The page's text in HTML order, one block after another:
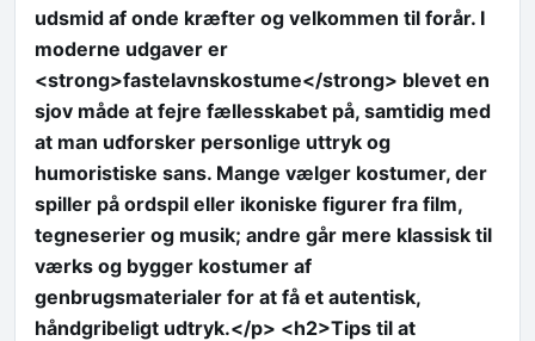
udsmid af onde kræfter og velkommen til forår. I
moderne udgaver er
<strong>fastelavnskostume</strong> blevet en
sjov måde at fejre fællesskabet på, samtidig med
at man udforsker personlige uttryk og
humoristiske sans. Mange vælger kostumer, der
spiller på ordspil eller ikoniske figurer fra film,
tegneserier og musik; andre går mere klassisk til
værks og bygger kostumer af
genbrugsmaterialer for at få et autentisk,
håndgribeligt udtryk.</p> <h2>Tips til at